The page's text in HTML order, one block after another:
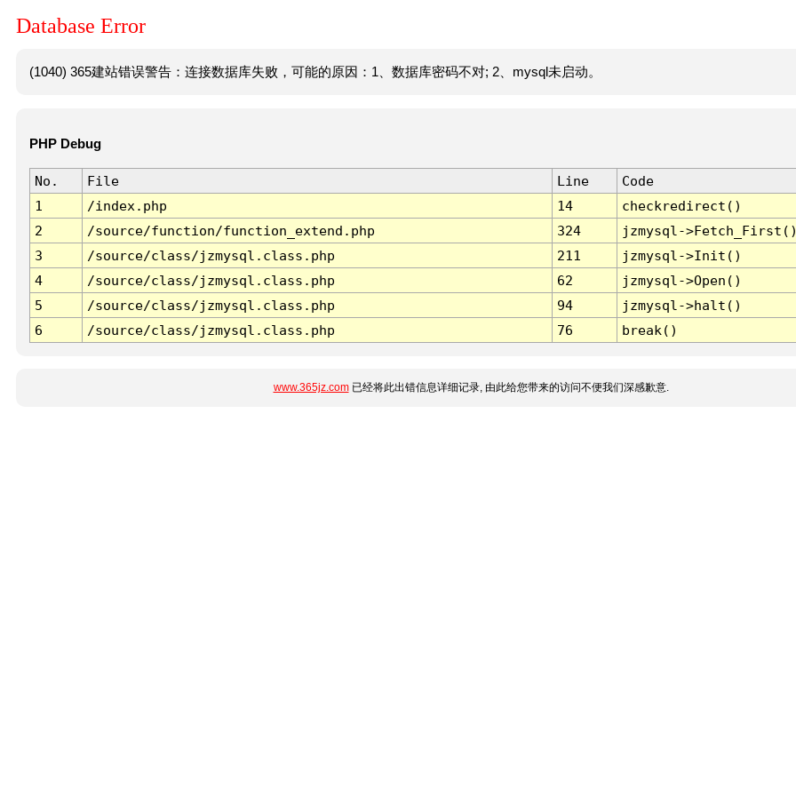
Database Error
(1040) 365建站错误警告：连接数据库失败，可能的原因：1、数据库密码不对; 2、mysql未启动。
PHP Debug
No. File Line
Code
1
/index.php 14
checkredirect()
2
/source/function/function_extend.php 324
jzmysql-
3
/source/class/jzmysql.class.php 211
jzmysql->Init()
4
/source/class/jzmysql.class.php 62
jzmysql->Open()
5
/source/class/jzmysql.class.php 94
jzmysql->halt()
6
/source/class/jzmysql.class.php 76 break()
www.365jz.com已经将此出错信息详细记录, 由此给您带来的访问不便我们深感歉意.